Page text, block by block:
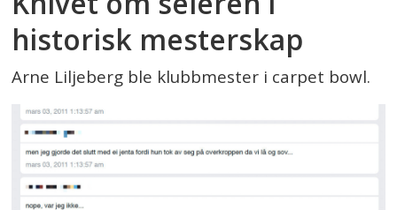
historisk mesterskap
Arne Liljeberg ble klubbmester i carpet bowl.